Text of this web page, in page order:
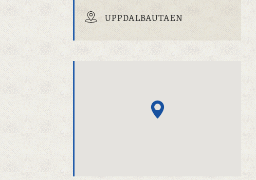
UPPDALBAUTAEN